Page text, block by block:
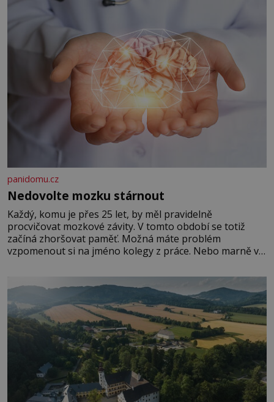
panidomu.cz
Nedovolte mozku stárnout
Každý, komu je přes 25 let, by měl pravidelně
procvičovat mozkové závity. V tomto období se totiž
začíná zhoršovat paměť. Možná máte problém
vzpomenout si na jméno kolegy z práce. Nebo marně v
Je to opravdu tak, s věkem jako kdyby se paměť
rozhodla stávkovat. Cvičte